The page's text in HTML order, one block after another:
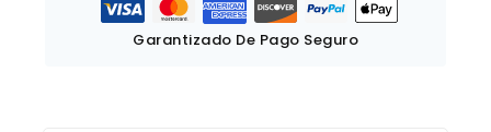
Garantizado De Pago Seguro